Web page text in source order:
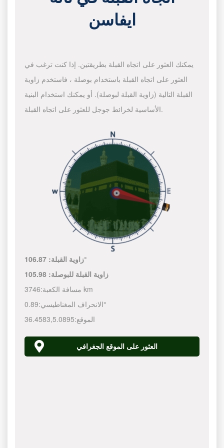
ايفاسن
يمكنك العثور على اتجاه القبلة بطريقتين. إذا كنت ترغب في
العثور على اتجاه القبلة باستخدام بوصلة ، فاستخدم زاوية
القبلة التالية (زاوية القبلة لبوصلة). أو يمكنك استخدام البنية
الأساسية لخرائط جوجل للعثور على اتجاه القبلة.
زاوية القبلة:106.87°
زاوية القبلة للبوصلة: 105.98
مسافة الكعبة: 3746 km
الانحراف المغناطيسي:0.89°
الموقع:
36.4583,5.0895
العثور على الموقع الجغرافي